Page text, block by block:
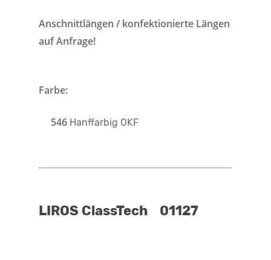
Anschnittlängen / konfektionierte Längen
auf Anfrage!
Farbe:
546 Hanffarbig OKF
LIROS ClassTech 01127